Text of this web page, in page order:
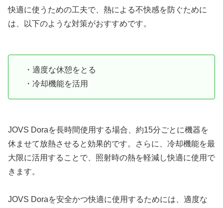
快適に使うための工夫で、熱による不快感を防ぐために
は、以下のような対策がおすすめです。
・適度な休憩をとる
・冷却機能を活用
JOVS Doraを長時間使用する場合、約15分ごとに機器を
休ませて放熱させると効果的です。さらに、冷却機能を最
大限に活用することで、照射時の熱を軽減し快適に使用で
きます。
JOVS Doraを安全かつ快適に使用するためには、適度な